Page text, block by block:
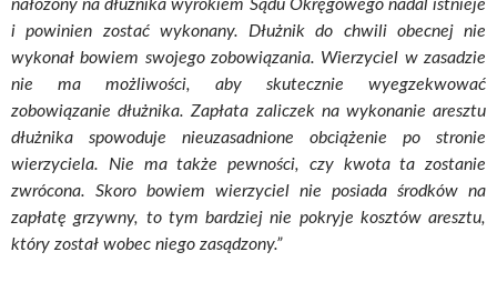
nałożony na dłużnika wyrokiem Sądu Okręgowego nadal istnieje
i powinien zostać wykonany. Dłużnik do chwili obecnej nie
wykonał bowiem swojego zobowiązania. Wierzyciel w zasadzie
nie ma możliwości, aby skutecznie wyegzekwować
zobowiązanie dłużnika. Zapłata zaliczek na wykonanie aresztu
dłużnika spowoduje nieuzasadnione obciążenie po stronie
wierzyciela. Nie ma także pewności, czy kwota ta zostanie
zwrócona. Skoro bowiem wierzyciel nie posiada środków na
zapłatę grzywny, to tym bardziej nie pokryje kosztów aresztu,
który został wobec niego zasądzony.”